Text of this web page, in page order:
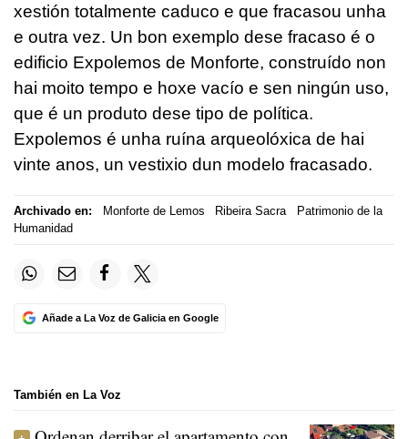
xestión totalmente caduco e que fracasou unha
e outra vez. Un bon exemplo dese fracaso é o
edificio Expolemos de Monforte, construído non
hai moito tempo e hoxe vacío e sen ningún uso,
que é un produto dese tipo de política.
Expolemos é unha ruína arqueolóxica de hai
vinte anos, un vestixio dun modelo fracasado.
Archivado en: Monforte de Lemos Ribeira Sacra
Patrimonio de la
Humanidad
Añade a La Voz de Galicia en Google
También en La Voz